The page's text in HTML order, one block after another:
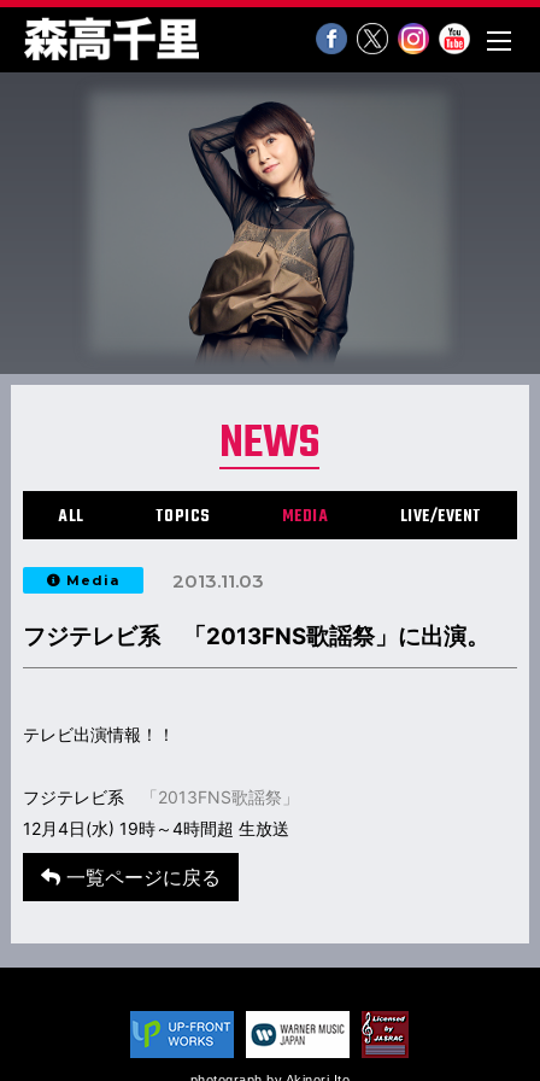
NEWS
ALL TOPICS MEDIA LIVE/EVENT
Media 2013.11.03
フジテレビ系 「2013FNS歌謡祭」に出演。
テレビ出演情報！！
フジテレビ系
「2013FNS歌謡祭」
12月4日(水) 19時～4時間超 生放送
一覧ページに戻る